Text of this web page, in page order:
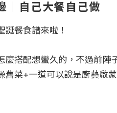
｜自己大餐自己做
誕餐食譜來啦！
麼搭配想蠻久的，不過前陣
舊菜+一道可以說是廚藝啟